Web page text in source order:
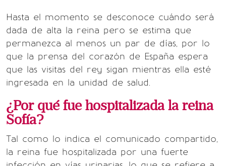
Hasta el momento se desconoce cuándo será
dada de alta la reina pero se estima que
permanezca al menos un par de días, por lo
que la prensa del corazón de España espera
que las visitas del rey sigan mientras ella esté
ingresada en la unidad de salud.
¿Por qué fue hospitalizada la reina
Sofía?
Tal como lo indica el comunicado compartido,
la reina fue hospitalizada por una fuerte